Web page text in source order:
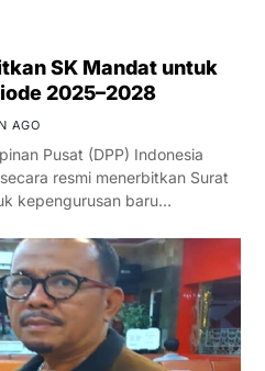
SK Mandat untuk
2025–2028
AGO
Pusat (DPP) Indonesia
resmi menerbitkan Surat
kepengurusan baru…